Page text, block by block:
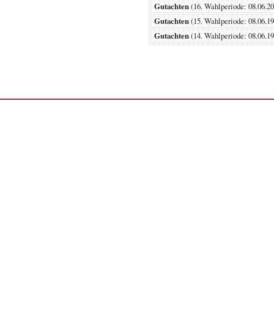
Gutachten(16. Wahlperiode:
Gutachten(15. Wahlperiode:
Gutachten(14. Wahlperiode: